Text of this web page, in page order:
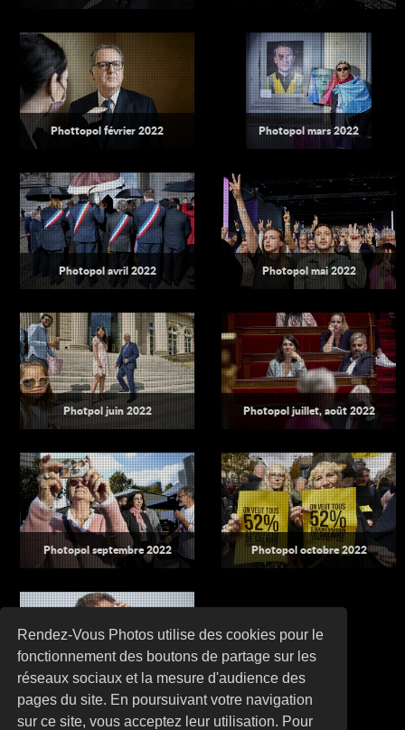
Rendez-Vous Photos utilise des cookies pour le
fonctionnement des boutons de partage sur les
réseaux sociaux et la mesure d'audience des
pages du site. En poursuivant votre navigation
sur ce site, vous acceptez leur utilisation. Pour
Phottopol février 2022 Photopol mars 2022
Photopol avril 2022 Photopol mai 2022
Photpol juin 2022 Photopol juillet, août 2022
Photopol septembre 2022 Photopol octobre 2022